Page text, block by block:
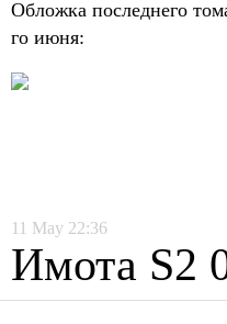
Обложка последнего
го июня:
11 May 22:36
Имота S2